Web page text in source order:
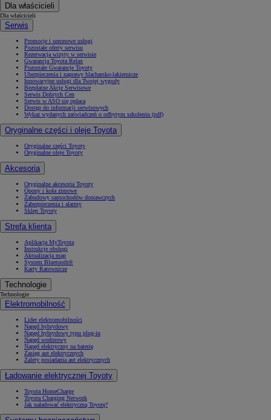
Dla właścicieli
Dla właścicieli
Serwis
Promocje i sezonowe usługi
Pozostałe oferty serwisu
Rezerwacja wizyty w serwisie
Gwarancja Toyota Relax
Pozostałe Gwarancje Toyoty
Ubezpieczenia i naprawy blacharsko-lakiernicze
Innowacyjne usługi dla Twojej wygody
Bezpłatne Akcje Serwisowe
Serwis Dobrych Cen
Serwis w ASO się opłaca
Dostęp do informacji serwisowych
Wykaz wydanych zaświadczeń o odbytym szkoleniu (pdf)
Oryginalne części i oleje Toyota
Oryginalne części Toyoty
Oryginalne oleje Toyoty
Akcesoria
Oryginalne akcesoria Toyoty
Opony i koła zimowe
Zabudowy samochodów dostawczych
Zabezpieczenia i alarmy
Sklep Toyoty
Strefa klienta
Aplikacja MyToyota
Instrukcje obsługi
Aktualizacja map
System Bluetooth®
Karty Ratownicze
Technologie
Technologie
Elektromobilność
Lider elektromobilności
Napęd hybrydowy
Napęd hybrydowy typu plug-in
Napęd wodorowy
Napęd elektryczny na baterię
Zasięg aut elektrycznych
Zalety posiadania aut elektrycznych
Ładowanie elektrycznej Toyoty
Toyota HomeCharge
Toyota Charging Network
Jak naładować elektryczną Toyotę?